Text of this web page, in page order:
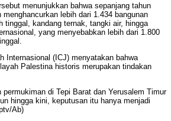
menunjukkan bahwa sepanjang tahun
lebih dari 1.434 bangunan
tinggal, kandang ternak, tangki air, hingga
yang menyebabkan lebih dari 1.800
Internasional (ICJ) menyatakan bahwa
Palestina historis merupakan tindakan
permukiman di Tepi Barat dan Yerusalem Timur
hingga kini, keputusan itu hanya menjadi
Ab)